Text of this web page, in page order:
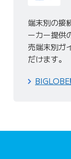
端末別の接
ーカー提供
売端末別ガ
だけます。
BIGLOBE